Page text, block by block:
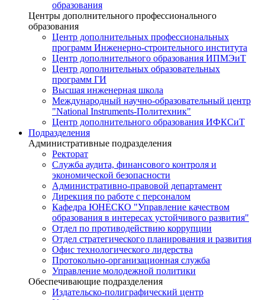
образования
Центры дополнительного профессионального
образования
Центр дополнительных профессиональных
программ Инженерно-строительного института
Центр дополнительного образования ИПМЭиТ
Центр дополнительных образовательных
программ ГИ
Высшая инженерная школа
Международный научно-образовательный центр
"National Instruments-Политехник"
Центр дополнительного образования ИФКСиТ
Подразделения
Административные подразделения
Ректорат
Служба аудита, финансового контроля и
экономической безопасности
Административно-правовой департамент
Дирекция по работе с персоналом
Кафедра ЮНЕСКО "Управление качеством
образования в интересах устойчивого развития"
Отдел по противодействию коррупции
Отдел стратегического планирования и развития
Офис технологического лидерства
Протокольно-организационная служба
Управление молодежной политики
Обеспечивающие подразделения
Издательско-полиграфический центр